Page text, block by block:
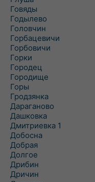
Говяды
Годылево
Головчин
Горбацевичи
Горбовичи
Горки
Городец
Городище
Горы
Гродзянка
Дараганово
Дашковка
Дмитриевка 1
Добосна
Добрая
Долгое
Дрибин
Дричин